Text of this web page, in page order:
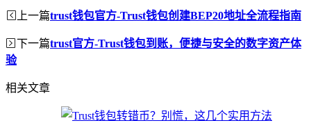
上一篇trust钱包官方-Trust钱包创建BEP20地址全流程指南
下一篇trust官方-Trust钱包到账，便捷与安全的数字资产体
验
相关文章